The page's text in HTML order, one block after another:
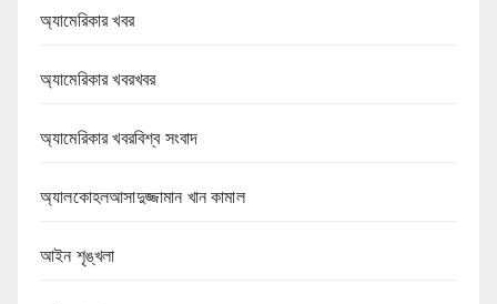
অ্যামেরিকার খবর
অ্যামেরিকার খবরখবর
অ্যামেরিকার খবরবিশ্ব সংবাদ
অ্যালকোহলআসাদুজ্জামান খান কামাল
আইন শৃঙ্খলা